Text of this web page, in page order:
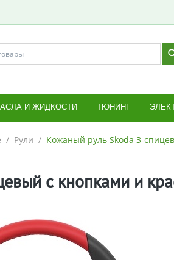
И ЖИДКОСТИ ТЮНИНГ
/ Рули / Кожаный руль Skoda 3-
с кнопками и